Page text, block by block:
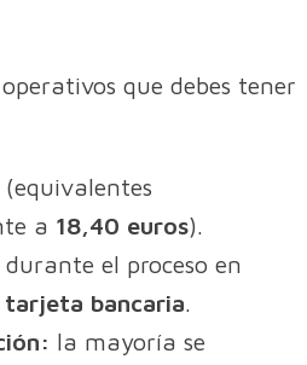
que debes tener
(equivalentes
a 18,40 euros).
durante el proceso en
bancaria.
la mayoría se